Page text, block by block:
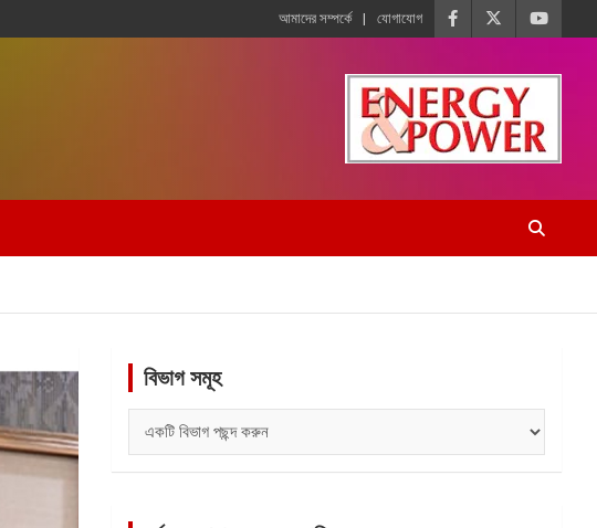
আমাদের সম্পর্কে যোগাযোগ
বিভাগ সমূহ
সমূহ